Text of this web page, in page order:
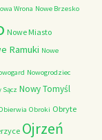
Wrona Nowe Brzesko
Nowe Miasto
Ramuki Nowe
Nowogrodziec
Sącz Nowy Tomyśl
Obroki Obryte
Ojrzeń